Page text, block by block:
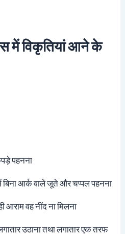
में विकृतियां आने के
पहनना
आर्क वाले जूते और चप्पल पहनना
वह नींद ना मिलना
उठाना तथा लगातार एक तरफ